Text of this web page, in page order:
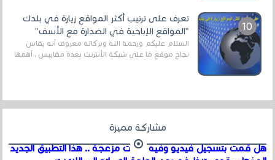
تعرف على ترتيب أكثر المواقع زيارة في بلدك
"المواقع الإباحية في الصدارة مع الأسف"
السلام عليكم ورحمة الله وبركاته معروف أنه يقاس
نجاح موقع ما على شبكة الأنترنت بعدة مقاييس ، أهمها
مشاركة مميزة
هل قمت بتسجيل فيديو وفيه أصوت مزعجة .. هذا التطبيق الجديد